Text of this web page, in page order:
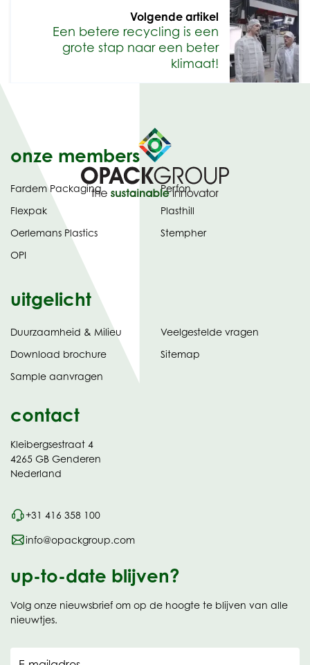
Volgende artikel
Een betere recycling is een
grote stap naar een beter
klimaat!
onze members
Fardem Packaging
Flexpak
Oerlemans Plastics
OPI
Perfon
Plasthill
Stempher
uitgelicht
Duurzaamheid & Milieu
Download brochure(opent
tabblad)
Sample aanvragen
Veelgestelde vragen
Sitemap
contact
Kleibergsestraat 4
4265 GB Genderen
Nederland
+31 416 358 100
info@opackgroup.com
up-to-date blijven?
Volg onze nieuwsbrief om op de hoogte te blijven van alle
nieuwtjes.